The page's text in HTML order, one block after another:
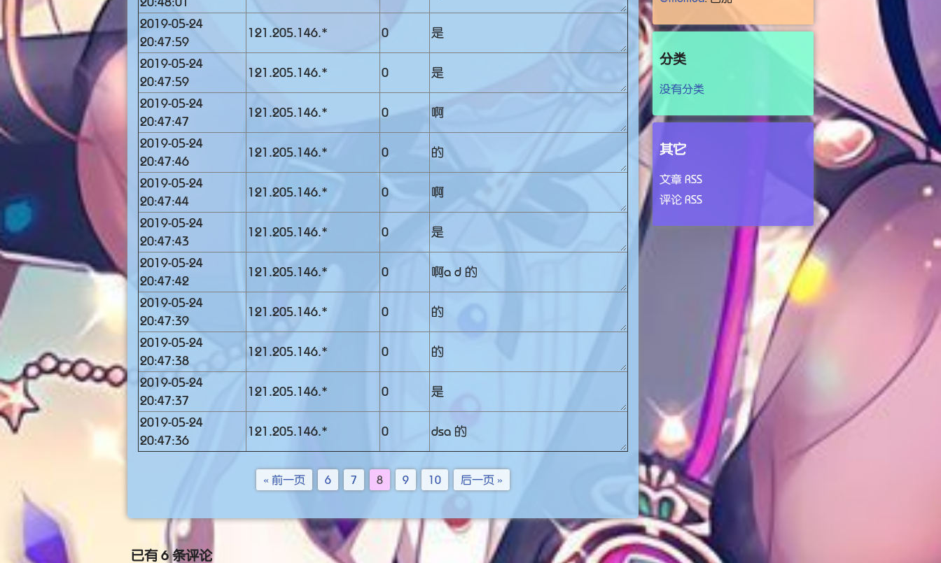
2019-05-24
20:47:59
121.205.146.* 0 是
2019-05-24
20:47:59
121.205.146.* 0 是
2019-05-24
20:47:47
121.205.146.* 0 啊
2019-05-24
20:47:46
121.205.146.* 0 的
2019-05-24
20:47:44
121.205.146.* 0 啊
2019-05-24
20:47:43
121.205.146.* 0 是
2019-05-24
20:47:42
121.205.146.* 0 啊a d 的
2019-05-24
20:47:39
121.205.146.* 0 的
2019-05-24
20:47:38
121.205.146.* 0 的
2019-05-24
20:47:37
121.205.146.* 0 是
2019-05-24
20:47:36
121.205.146.* 0 dsa 的
« 前一页 6 7 8 9 10 后一页 »
已有 6 条评论
分类
没有分类
其它
文章 RSS
评论 RSS